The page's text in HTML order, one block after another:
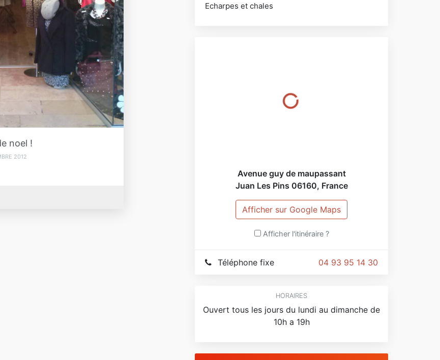
noel !
2012
Echarpes et chales
Avenue guy de maupassant
Juan Les Pins 06160, France
Afficher sur Google Maps
Afficher l'itinéraire ?
04 93 95 14 30
Téléphone fixe
HORAIRES
Ouvert tous les jours du lundi au dimanche de
10h a 19h